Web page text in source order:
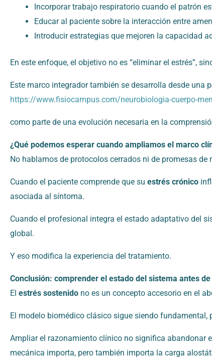
Incorporar trabajo respiratorio cuando el patrón
Educar al paciente sobre la interacción entre
Introducir estrategias que mejoren la capacidad
En este enfoque, el objetivo no es “eliminar el estrés”,
Este marco integrador también se desarrolla desde
https://www.fisiocampus.com/neurobiologia-cuerpo-
como parte de una evolución necesaria en la
¿Qué podemos esperar cuando ampliamos el marco
No hablamos de protocolos cerrados ni de promesas
Cuando el paciente comprende que su estrés crónico
asociada al síntoma.
Cuando el profesional integra el estado adaptativo del
global.
Y eso modifica la experiencia del tratamiento.
Conclusión: comprender el estado del sistema antes
El estrés sostenido no es un concepto accesorio en el
El modelo biomédico clásico sigue siendo
Ampliar el razonamiento clínico no significa abandonar
mecánica importa, pero también importa la carga